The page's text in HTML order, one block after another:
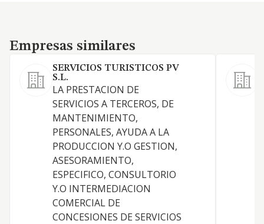
Empresas similares
Empresas similares
SERVICIOS TURISTICOS PV
S.L.
LA PRESTACION DE
SERVICIOS A TERCEROS, DE
MANTENIMIENTO,
PERSONALES, AYUDA A LA
PRODUCCION Y.O GESTION,
ASESORAMIENTO,
ESPECIFICO, CONSULTORIO
Y.O INTERMEDIACION
COMERCIAL DE
CONCESIONES DE SERVICIOS